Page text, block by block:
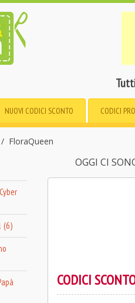
NUOVI CODICI SCONTO CODICI
FloraQueen
OGGI CI
(6)
CODICI